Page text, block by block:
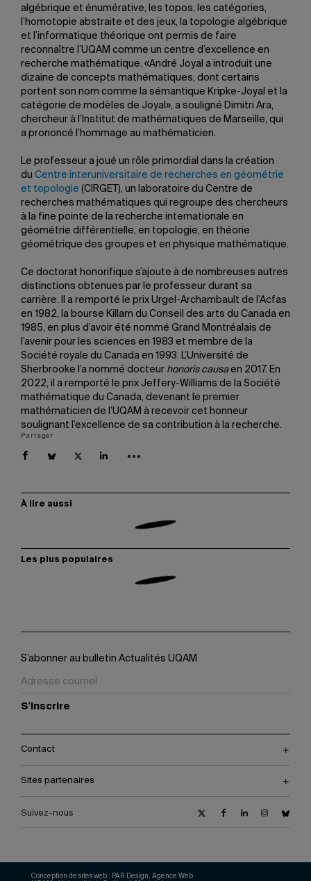
algébrique et énumérative, les topos, les catégories,
l’homotopie abstraite et des jeux, la topologie algébrique
et l’informatique théorique ont permis de faire
reconnaître l’UQAM comme un centre d’excellence en
recherche mathématique. «André Joyal a introduit une
dizaine de concepts mathématiques, dont certains
portent son nom comme la sémantique Kripke-Joyal et la
catégorie de modèles de Joyal», a souligné Dimitri Ara,
chercheur à l’Institut de mathématiques de Marseille, qui
a prononcé l’hommage au mathématicien.
Le professeur a joué un rôle primordial dans la création
du Centre interuniversitaire de recherches en géométrie
et topologie (CIRGET), un laboratoire du Centre de
recherches mathématiques qui regroupe des chercheurs
à la fine pointe de la recherche internationale en
géométrie différentielle, en topologie, en théorie
géométrique des groupes et en physique mathématique.
Ce doctorat honorifique s’ajoute à de nombreuses autres
distinctions obtenues par le professeur durant sa
carrière. Il a remporté le prix Urgel-Archambault de l’Acfas
en 1982, la bourse Killam du Conseil des arts du Canada en
1985, en plus d’avoir été nommé Grand Montréalais de
l’avenir pour les sciences en 1983 et membre de la
Société royale du Canada en 1993. L’Université de
Sherbrooke l’a nommé docteur honoris causaen 2017. En
2022, il a remporté le prix Jeffery-Williams de la Société
mathématique du Canada, devenant le premier
mathématicien de l’UQAM à recevoir cet honneur
soulignant l’excellence de sa contribution à la recherche.
Partager
À lire aussi
Les plus populaires
S’abonner au bulletin Actualités UQAM
S'inscrire
Contact
Sites partenaires
Suivez-nous
Conception de sites web : PAR Design, Agence Web